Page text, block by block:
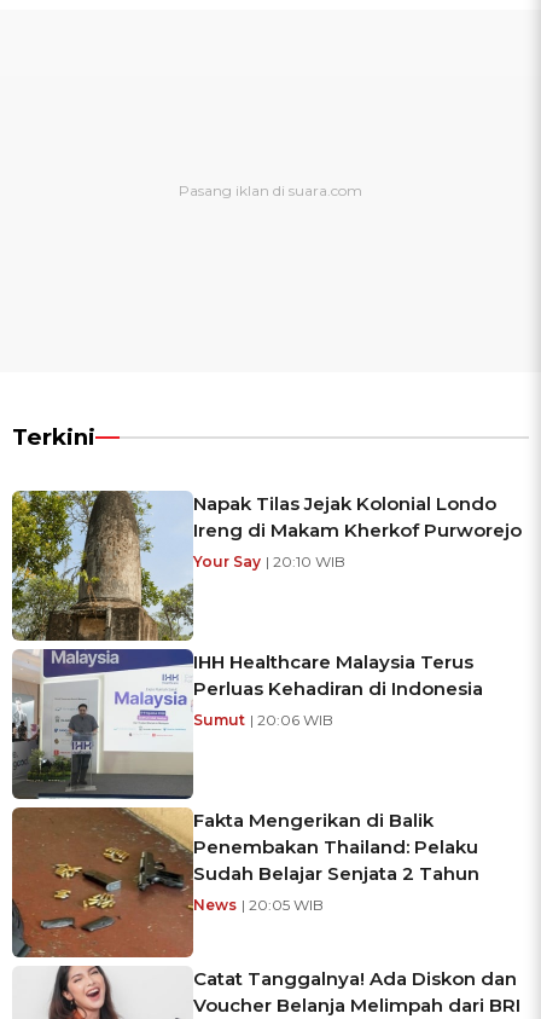
Terkini
Napak Tilas Jejak Kolonial Londo
Ireng di Makam Kherkof Purworejo
Your Say | 20:10 WIB
IHH Healthcare Malaysia Terus
Perluas Kehadiran di Indonesia
Sumut | 20:06 WIB
Fakta Mengerikan di Balik
Penembakan Thailand: Pelaku
Sudah Belajar Senjata 2 Tahun
News | 20:05 WIB
Catat Tanggalnya! Ada Diskon dan
Voucher Belanja Melimpah dari BRI